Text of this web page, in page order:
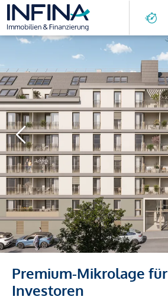
Premium-Mikrolage
Investoren